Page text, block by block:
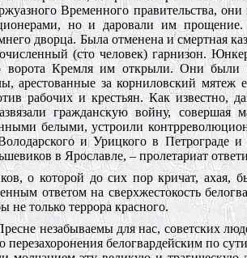
Временного правительства,
но и даровали им
дворца. Была отменена и
(сто человек) гарнизон.
ворота Кремля им открыли. Они
арестованные за корниловский
рабочих и крестьян. Как
гражданскую войну, совершая
белыми, устроили
и Урицкого в
в Ярославле, – пролетариат
о которой до сих пор кричат,
ответом на сверхжестокость
не только террора красного.
незабываемы для нас, советских
перезахоронения белогвардейским по